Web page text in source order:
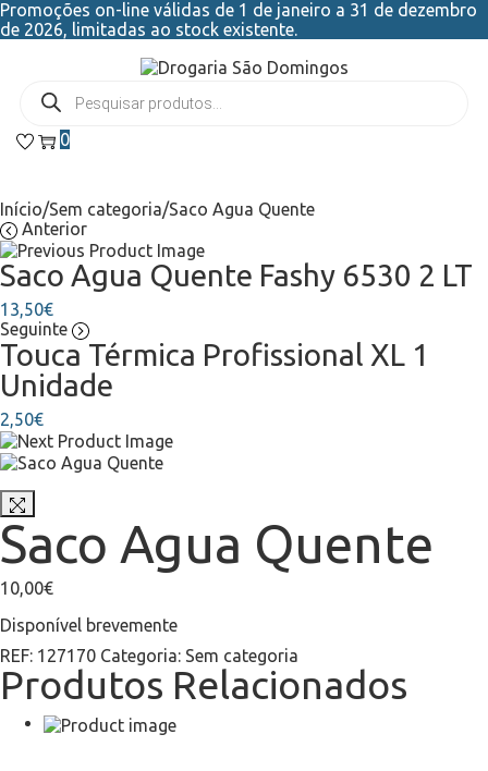
Promoções on-line válidas de 1 de janeiro a 31 de dezembro
de 2026, limitadas ao stock existente.
0
Início/Sem categoria/Saco Agua Quente
Anterior
Saco Agua Quente Fashy 6530 2 LT
13,50€
Seguinte
Touca Térmica Profissional XL 1
Unidade
2,50€
Saco Agua Quente
10,00€
Disponível brevemente
REF: 127170 Categoria: Sem categoria
Produtos Relacionados